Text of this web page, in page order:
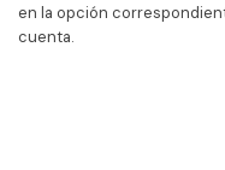
en la opción
cuenta.